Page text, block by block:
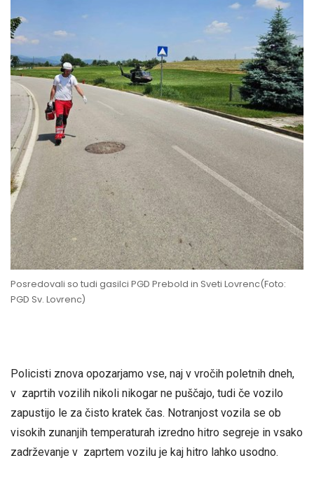
Posredovali so tudi gasilci PGD Prebold in Sveti Lovrenc(Foto:
PGD Sv. Lovrenc)
Policisti znova opozarjamo vse, naj v vročih poletnih dneh,
v zaprtih vozilih nikoli nikogar ne puščajo, tudi če vozilo
zapustijo le za čisto kratek čas. Notranjost vozila se ob
visokih zunanjih temperaturah izredno hitro segreje in vsako
zadrževanje v zaprtem vozilu je kaj hitro lahko usodno.